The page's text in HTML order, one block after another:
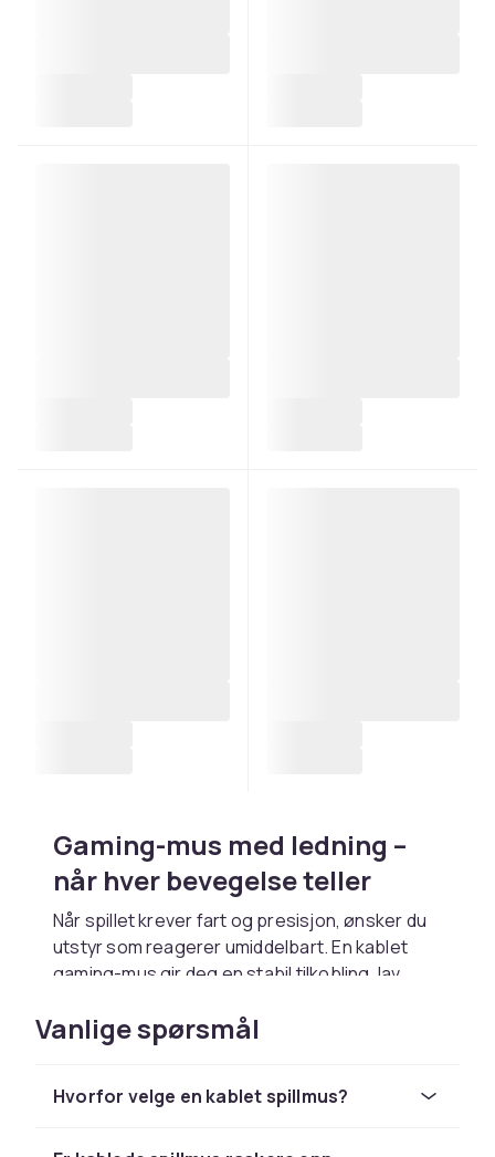
Gaming-mus med ledning –
når hver bevegelse teller
Når spillet krever fart og presisjon, ønsker du
utstyr som reagerer umiddelbart. En kablet
gaming-mus gir deg en stabil tilkobling, lav
en kamp eller trener for å forbedre deg. Ingen
batterier, ingen avbrudd – bare full kontroll.
Respons og stabilitet uten
Vanlige spørsmål
Hvorfor velge en kablet spillmus?